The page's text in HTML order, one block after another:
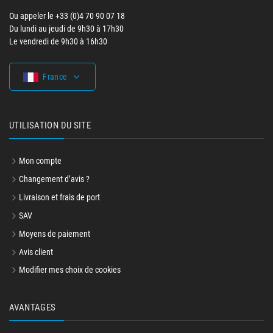
Ou appeler le +33 (0)4 70 90 07 18
Du lundi au jeudi de 9h30 à 17h30
Le vendredi de 9h30 à 16h30
France
UTILISATION DU SITE
Mon compte
Changement d’avis ?
Livraison et frais de port
SAV
Moyens de paiement
Avis client
Modifier mes choix de cookies
AVANTAGES